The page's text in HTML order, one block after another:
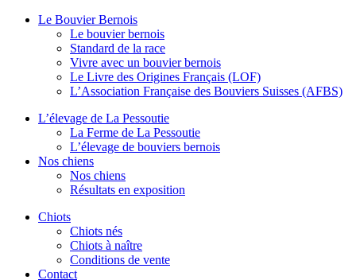
Le Bouvier Bernois
Le bouvier bernois
Standard de la race
Vivre avec un bouvier bernois
Le Livre des Origines Français (LOF)
L’Association Française des Bouviers Suisses (AFBS)
L’élevage de La Pessoutie
La Ferme de La Pessoutie
L’élevage de bouviers bernois
Nos chiens
Nos chiens
Résultats en exposition
Chiots
Chiots nés
Chiots à naître
Conditions de vente
Contact